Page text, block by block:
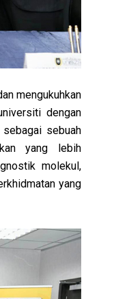
mengukuhkan
dengan
sebuah
yang lebih
molekul,
yang